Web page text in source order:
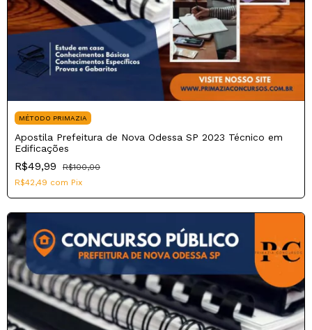
MÉTODO PRIMAZIA
Apostila Prefeitura de Nova Odessa SP 2023 Técnico em
Edificações
R$49,99
R$100,00
R$42,49 com Pix